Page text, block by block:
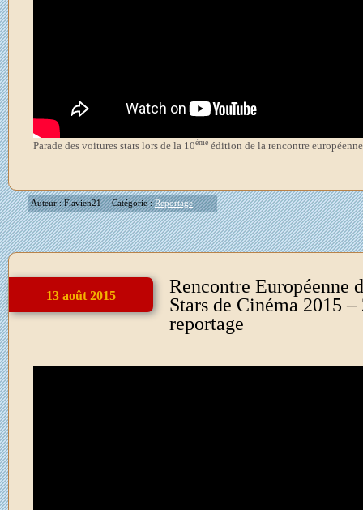
Parade des voitures stars lors de la 10ème édition de la rencontre
Auteur : Flavien21 Catégorie :Reportage
13 août 2015
Rencontre Européenne
Stars de Cinéma 2015
reportage